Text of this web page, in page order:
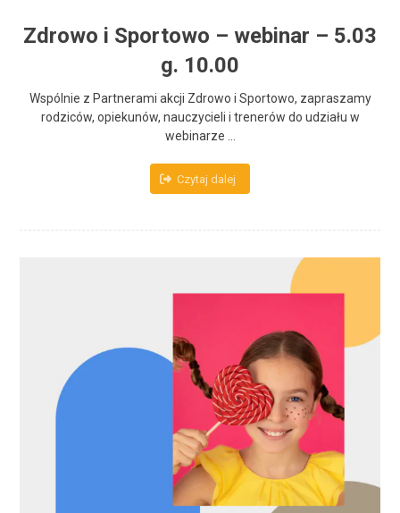
Zdrowo i Sportowo – webinar – 5.03
g. 10.00
Wspólnie z Partnerami akcji Zdrowo i Sportowo, zapraszamy
rodziców, opiekunów, nauczycieli i trenerów do udziału w
webinarze ...
Czytaj dalej